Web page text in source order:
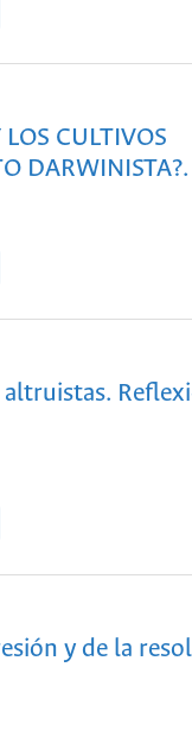
CULTIVOS
DARWINISTA?.
y de la